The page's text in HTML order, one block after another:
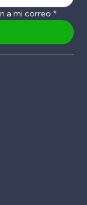
a mi correo *